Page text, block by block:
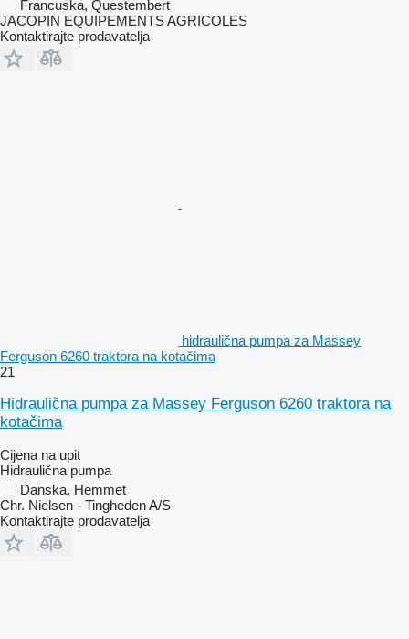
Francuska, Questembert
JACOPIN EQUIPEMENTS AGRICOLES
Kontaktirajte prodavatelja
hidraulična pumpa za Massey
Ferguson 6260 traktora na kotačima
21
Hidraulična pumpa za Massey Ferguson 6260 traktora na
kotačima
Cijena na upit
Hidraulična pumpa
Danska, Hemmet
Chr. Nielsen - Tingheden A/S
Kontaktirajte prodavatelja